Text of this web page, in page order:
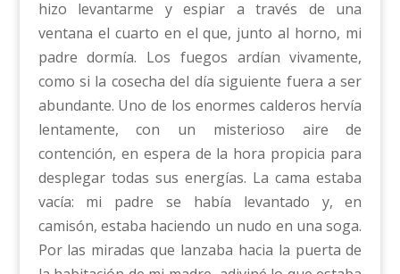
hizo levantarme y espiar a través de una
ventana el cuarto en el que, junto al horno, mi
padre dormía. Los fuegos ardían vivamente,
como si la cosecha del día siguiente fuera a ser
abundante. Uno de los enormes calderos hervía
lentamente, con un misterioso aire de
contención, en espera de la hora propicia para
desplegar todas sus energías. La cama estaba
vacía: mi padre se había levantado y, en
camisón, estaba haciendo un nudo en una soga.
Por las miradas que lanzaba hacia la puerta de